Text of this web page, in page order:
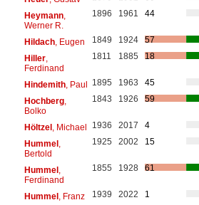
Heymann,
Werner R.
1896 1961 44
Hildach, Eugen 1849 1924
57
Hiller,
Ferdinand
1811 1885 18
Hindemith, Paul 1895 1963
45
Hochberg,
Bolko
1843 1926 59
Höltzel , Michael 1936 2017
4
Hummel ,
Bertold
1925 2002 15
Hummel ,
Ferdinand
1855 1928 61
Hummel , Franz 1939 2022
1